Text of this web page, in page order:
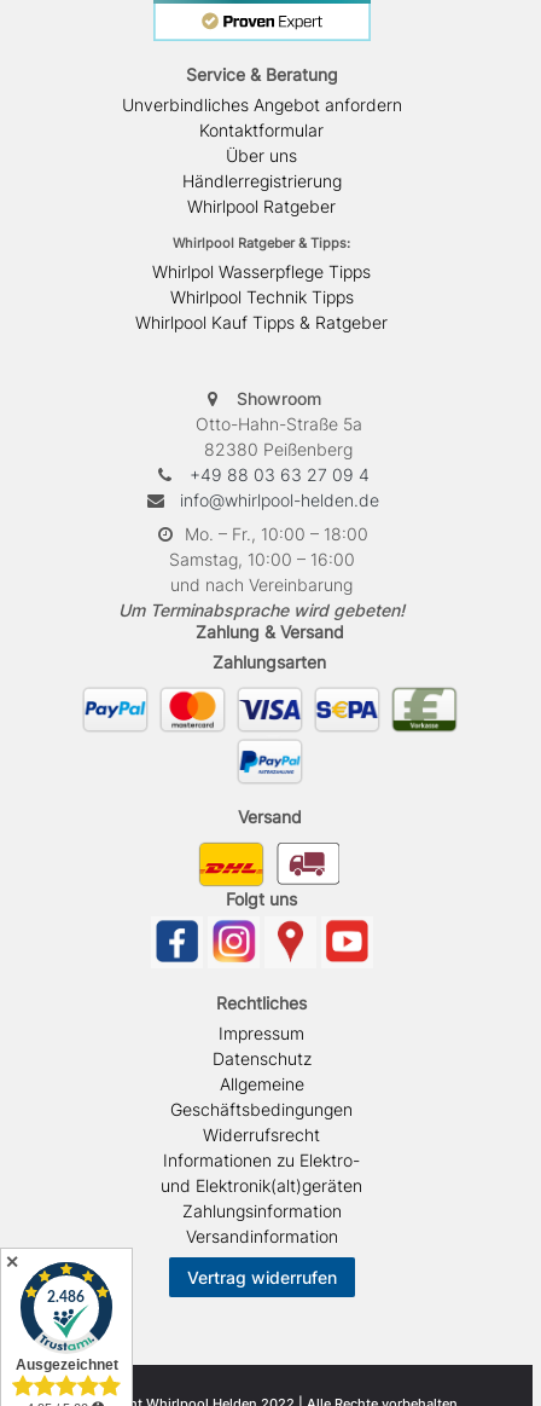
Service & Beratung
Unverbindliches Angebot anfordern
Kontaktformular
Über uns
Händlerregistrierung
Whirlpool Ratgeber
Whirlpool Ratgeber & Tipps:
Whirlpol Wasserpflege Tipps
Whirlpool Technik Tipps
Whirlpool Kauf Tipps & Ratgeber
Showroom
Otto-Hahn-Straße 5a
82380 Peißenberg
+49 88 03 63 27 09 4
info@whirlpool-helden.de
Mo. – Fr., 10:00 – 18:00
Samstag, 10:00 – 16:00
und nach Vereinbarung
Um Terminabsprache wird gebeten!
Zahlung & Versand
Zahlungsarten
Versand
Folgt uns
Rechtliches
Impressum
Datenschutz
Allgemeine
Geschäftsbedingungen
Widerrufsrecht
Informationen zu Elektro-
und Elektronik(alt)geräten
Zahlungsinformation
Versandinformation
Vertrag widerrufen
✕